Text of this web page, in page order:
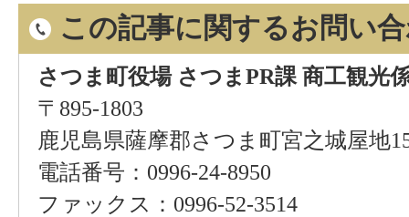
この記事に関するお問い
さつま町役場 さつまPR課 商工観光
〒895-1803
鹿児島県薩摩郡さつま町宮之城屋地
電話番号：0996-24-8950
ファックス：0996-52-3514